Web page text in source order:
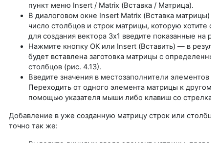
пункт меню Insert / Matrix (Вставка / Матрица).
В диалоговом окне Insert Matrix (Вставка матрицы)
число столбцов и строк матрицы, которую хотите
для создания вектора 3x1 введите показанные на
Нажмите кнопку ОК или Insert (Вставить) — в
будет вставлена заготовка матрицы с
столбцов (рис. 4.13).
Введите значения в местозаполнители элементов
Переходить от одного элемента матрицы к
помощью указателя мыши либо клавиш со
Добавление в уже созданную матрицу строк или
точно так же: